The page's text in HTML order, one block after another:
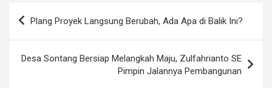
Post
navigation
Plang Proyek Langsung Berubah, Ada Apa di Balik Ini?
Desa Sontang Bersiap Melangkah Maju, Zulfahrianto SE
Pimpin Jalannya Pembangunan